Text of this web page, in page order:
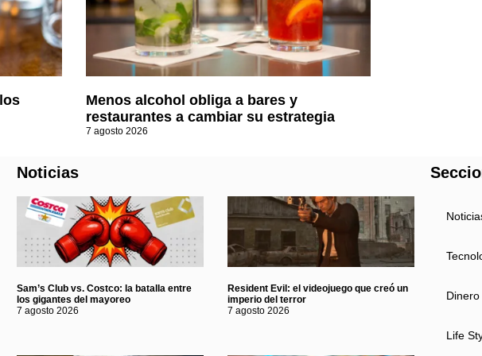
Menos alcohol obliga a bares y
restaurantes a cambiar su estrategia
7 agosto 2026
Noticias
Sam’s Club vs. Costco: la batalla entre
los gigantes del mayoreo
7 agosto 2026
Resident Evil: el videojuego que creó un
imperio del terror
7 agosto 2026
Dinero
Life